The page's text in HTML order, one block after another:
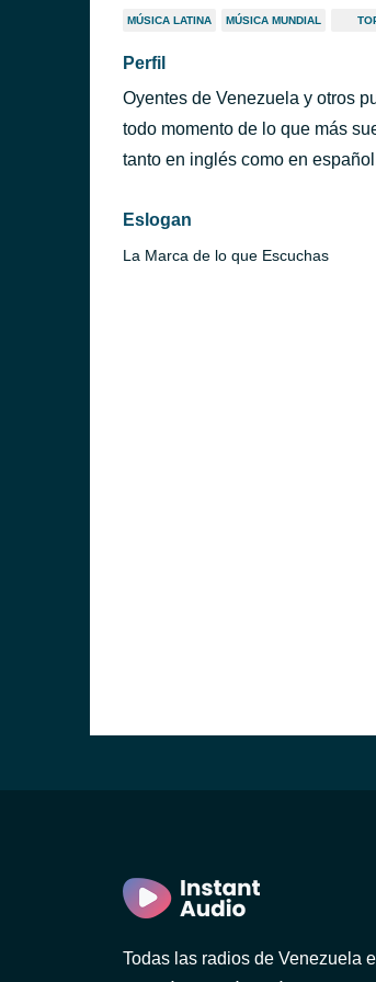
MÚSICA LATINA MÚSICA MUNDIAL
Perfil
Oyentes de Venezuela y otros
todo momento de lo que más
tanto en inglés como en
Eslogan
La Marca de lo que Escuchas
Todas las radios de Venezuela